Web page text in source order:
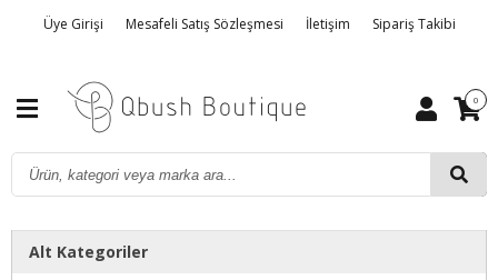
Üye Girişi Mesafeli Satış Sözleşmesi İletişim Sipariş Takibi
0
Alt Kategoriler